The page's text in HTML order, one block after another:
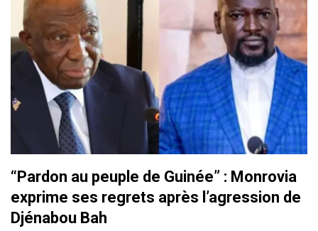
“Pardon au peuple de Guinée” : Monrovia
exprime ses regrets après l’agression de
Djénabou Bah